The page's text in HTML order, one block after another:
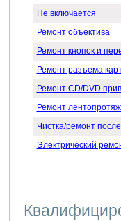
Не включается
Ремонт объектива
Ремонт кнопок и
Ремонт разъема
Ремонт CD/DVD
Ремонт
Чистка/ремонт
Электрический